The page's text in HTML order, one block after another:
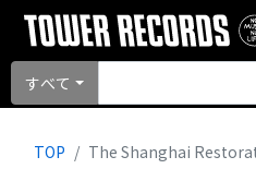
すべて
TOP The Shanghai